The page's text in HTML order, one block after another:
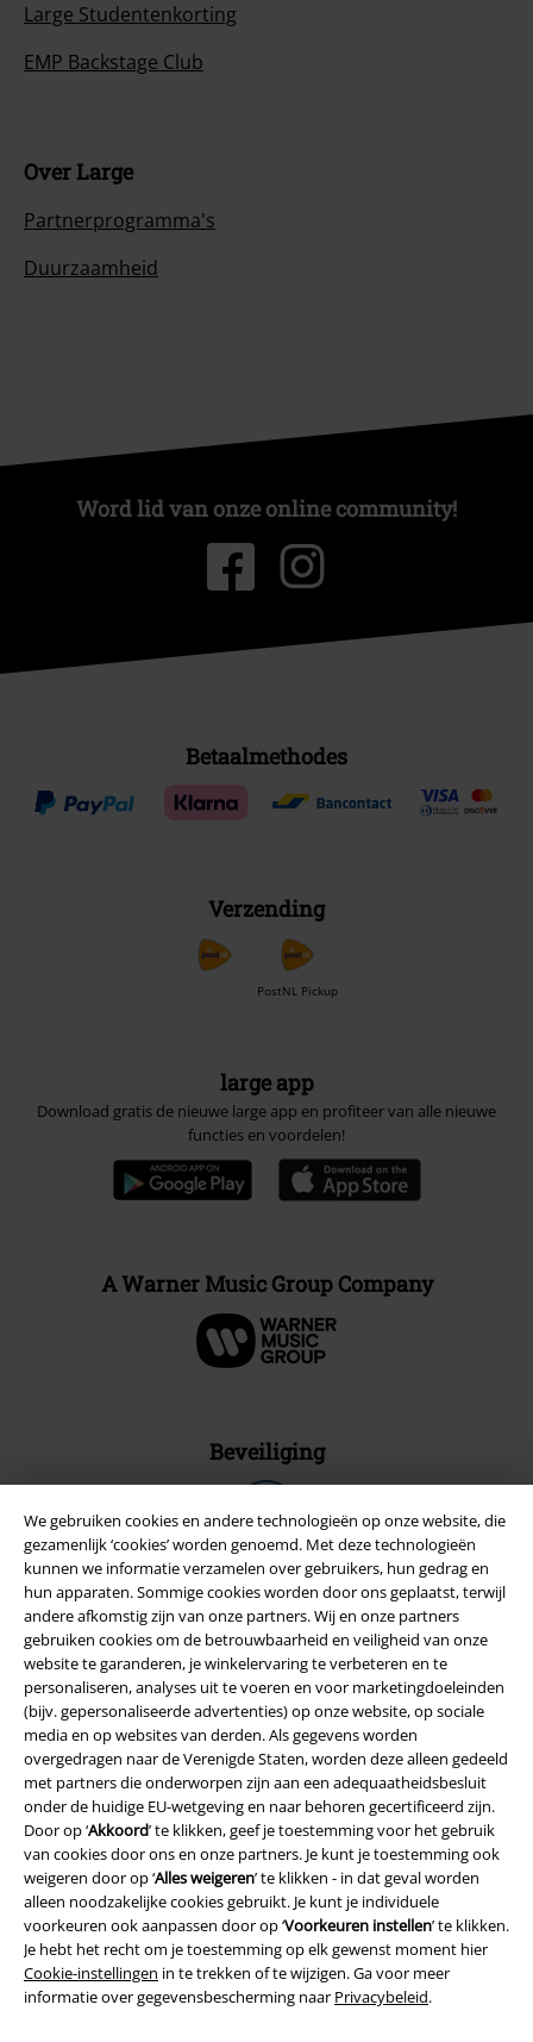
We gebruiken cookies en andere technologieën op onze website, die
gezamenlijk ‘cookies’ worden genoemd. Met deze technologieën
kunnen we informatie verzamelen over gebruikers, hun gedrag en
hun apparaten. Sommige cookies worden door ons geplaatst, terwijl
andere afkomstig zijn van onze partners. Wij en onze partners
gebruiken cookies om de betrouwbaarheid en veiligheid van onze
website te garanderen, je winkelervaring te verbeteren en te
personaliseren, analyses uit te voeren en voor marketingdoeleinden
(bijv. gepersonaliseerde advertenties) op onze website, op sociale
media en op websites van derden. Als gegevens worden
overgedragen naar de Verenigde Staten, worden deze alleen gedeeld
met partners die onderworpen zijn aan een adequaatheidsbesluit
onder de huidige EU-wetgeving en naar behoren gecertificeerd zijn.
Door op ‘Akkoord’ te klikken, geef je toestemming voor het gebruik
van cookies door ons en onze partners. Je kunt je toestemming ook
weigeren door op ‘Alles weigeren’ te klikken - in dat geval worden
alleen noodzakelijke cookies gebruikt. Je kunt je individuele
voorkeuren ook aanpassen door op ‘Voorkeuren instellen’ te klikken.
Je hebt het recht om je toestemming op elk gewenst moment hier
Cookie-instellingen in te trekken of te wijzigen. Ga voor meer
informatie over gegevensbescherming naar Privacybeleid.
Large Studentenkorting
EMP Backstage Club
Over Large
Partnerprogramma's
Duurzaamheid
Word lid van onze online community!
Betaalmethodes
Verzending
PostNL Pickup
large app
Download gratis de nieuwe large app en profiteer van alle nieuwe
functies en voordelen!
A Warner Music Group Company
Beveiliging
Legal
Algemene Voorwaarden
Bedrijfsgegevens
Privacyverklaring
Verklaring van conformiteit